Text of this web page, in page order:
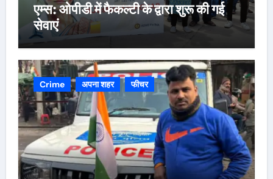
एम्स: ओपीडी में फैकल्टी के द्वारा शुरू की गई
सेवाएं
Crime अपना शहर फीचर